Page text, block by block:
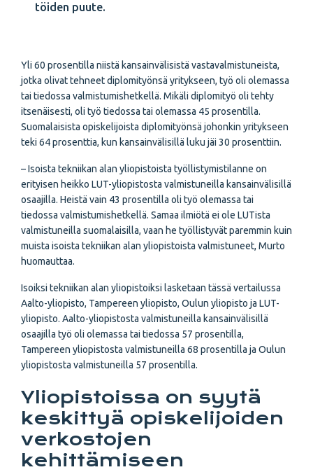
töiden puute.
Yli 60 prosentilla niistä kansainvälisistä vastavalmistuneista,
jotka olivat tehneet diplomityönsä yritykseen, työ oli olemassa
tai tiedossa valmistumishetkellä. Mikäli diplomityö oli tehty
itsenäisesti, oli työ tiedossa tai olemassa 45 prosentilla.
Suomalaisista opiskelijoista diplomityönsä johonkin yritykseen
teki 64 prosenttia, kun kansainvälisillä luku jäi 30 prosenttiin.
– Isoista tekniikan alan yliopistoista työllistymistilanne on
erityisen heikko LUT-yliopistosta valmistuneilla kansainvälisillä
osaajilla. Heistä vain 43 prosentilla oli työ olemassa tai
tiedossa valmistumishetkellä. Samaa ilmiötä ei ole LUTista
valmistuneilla suomalaisilla, vaan he työllistyvät paremmin kuin
muista isoista tekniikan alan yliopistoista valmistuneet, Murto
huomauttaa.
Isoiksi tekniikan alan yliopistoiksi lasketaan tässä vertailussa
Aalto-yliopisto, Tampereen yliopisto, Oulun yliopisto ja LUT-
yliopisto. Aalto-yliopistosta valmistuneilla kansainvälisillä
osaajilla työ oli olemassa tai tiedossa 57 prosentilla,
Tampereen yliopistosta valmistuneilla 68 prosentilla ja Oulun
yliopistosta valmistuneilla 57 prosentilla.
Yliopistoissa on syytä
keskittyä opiskelijoiden
verkostojen
kehittämiseen